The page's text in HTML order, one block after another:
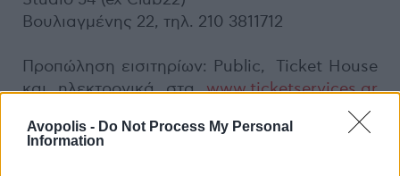
Avopolis - Do Not Process My Personal
Information
Βουλιαγμένης 22, τηλ. 210 3811712
Προπώληση εισιτηρίων: Public, Ticket House
και ηλεκτρονικά σταwww.ticketservices.gr